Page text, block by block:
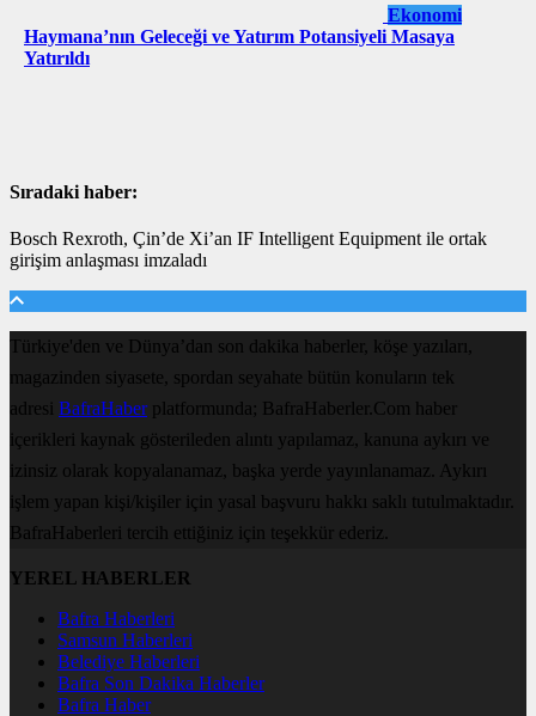
Ekonomi
Haymana’nın Geleceği ve Yatırım Potansiyeli Masaya
Yatırıldı
Sıradaki haber:
Bosch Rexroth, Çin’de Xi’an IF Intelligent Equipment ile ortak
girişim anlaşması imzaladı
Türkiye'den ve Dünya’dan son dakika haberler, köşe yazıları,
magazinden siyasete, spordan seyahate bütün konuların tek
adresi BafraHaberplatformunda; BafraHaberler.Com haber
içerikleri kaynak gösterileden alıntı yapılamaz, kanuna aykırı ve
izinsiz olarak kopyalanamaz, başka yerde yayınlanamaz. Aykırı
işlem yapan kişi/kişiler için yasal başvuru hakkı saklı tutulmaktadır.
BafraHaberleri tercih ettiğiniz için teşekkür ederiz.
YEREL HABERLER
Bafra Haberleri
Samsun Haberleri
Belediye Haberleri
Bafra Son Dakika Haberler
Bafra Haber